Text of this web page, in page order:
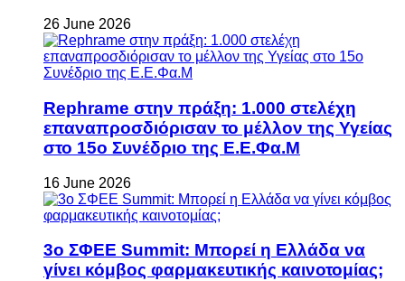
26 June 2026
Rephrame στην πράξη: 1.000 στελέχη
επαναπροσδιόρισαν το μέλλον της Υγείας
στο 15ο Συνέδριο της Ε.Ε.Φα.Μ
16 June 2026
3ο ΣΦΕΕ Summit: Μπορεί η Ελλάδα να
γίνει κόμβος φαρμακευτικής καινοτομίας;